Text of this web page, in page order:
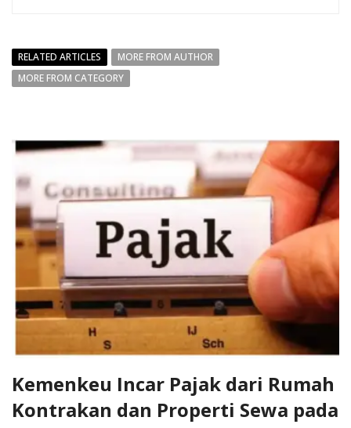
RELATED ARTICLES
MORE FROM AUTHOR
MORE FROM CATEGORY
Kemenkeu Incar Pajak dari Rumah
Kontrakan dan Properti Sewa pada